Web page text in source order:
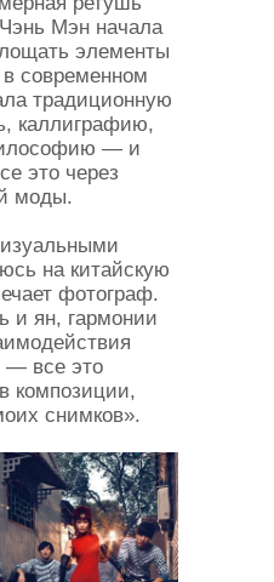
Мэн начала
элементы
в современном
традиционную
каллиграфию,
— и
это через
моды.
на китайскую
фотограф.
и ян, гармонии
— все это
композиции,
снимков».